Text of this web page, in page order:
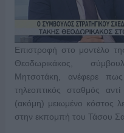
Επιστροφή στο μοντέλο
Θεοδωρικάκος,
Μητσοτάκη, ανέφερε
τηλεοπτικός σταθμός
(ακόμη) μειωμένο κόστος
στην εκπομπή του Τάσου